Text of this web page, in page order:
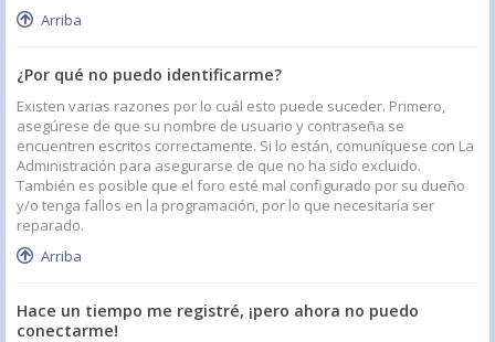
Arriba
¿Por qué no puedo identificarme?
Existen varias razones por lo cuál esto puede suceder. Primero,
asegúrese de que su nombre de usuario y contraseña se
encuentren escritos correctamente. Si lo están, comuníquese con La
Administración para asegurarse de que no ha sido excluido.
También es posible que el foro esté mal configurado por su dueño
y/o tenga fallos en la programación, por lo que necesitaría ser
reparado.
Arriba
Hace un tiempo me registré, ¡pero ahora no puedo
conectarme!